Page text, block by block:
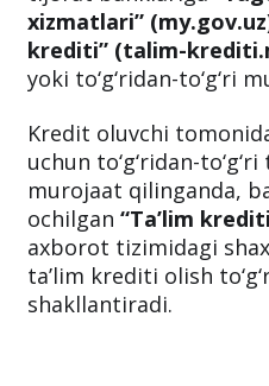
xizmatlari”
krediti” (talim-
yoki to‘g‘ridan-to‘g‘ri
Kredit oluvchi
uchun to‘g‘ridan-
murojaat qilinganda,
ochilgan “Ta’lim
axborot tizimidagi
ta’lim krediti olish
shakllantiradi.